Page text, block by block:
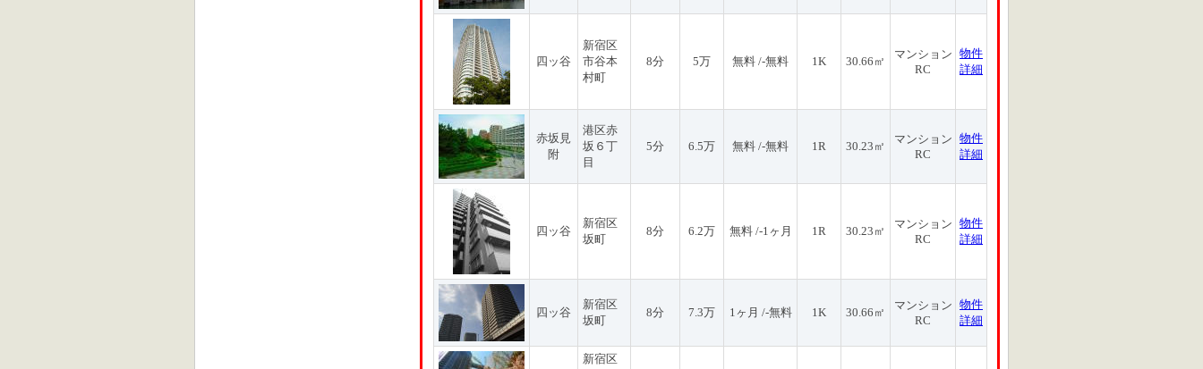
四ッ谷
新宿区
市谷本
村町
8分 5万 無料 /-無料 1K 30.66㎡
マンション
RC
物件
詳細
赤坂見
附
港区赤
坂６丁
目
5分 6.5万 無料 /-無料 1R 30.23㎡
マンション
RC
物件
詳細
四ッ谷
新宿区
坂町
8分 6.2万 無料 /-1ヶ月 1R 30.23㎡
マンション
RC
物件
詳細
四ッ谷
新宿区
坂町
8分 7.3万 1ヶ月 /-無料 1K 30.66㎡
マンション
RC
物件
詳細
新宿区